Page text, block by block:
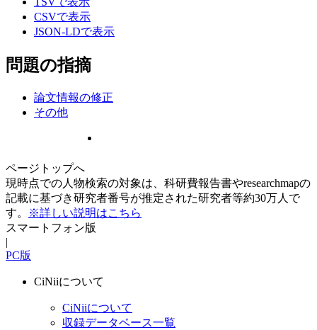
CSVで表示
JSON-LDで表示
問題の指摘
論文情報の修正
その他
ページトップへ
現時点での人物検索の対象は、科研費報告書やresearchmapの
記載に基づき研究者番号が推定された研究者等約30万人で
す。
※詳しい説明はこちら
スマートフォン版
|
PC版
CiNiiについて
CiNiiについて
収録データベース一覧